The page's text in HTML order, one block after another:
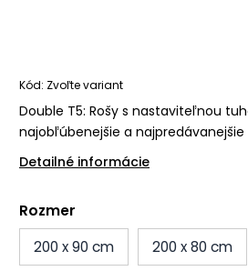
Kód: Zvoľte variant
Double T5: Rošy s nastaviteľnou
najobľúbenejšie a najpredávanejšie
Detailné informácie
Rozmer
200 x 90 cm
200 x 80 cm